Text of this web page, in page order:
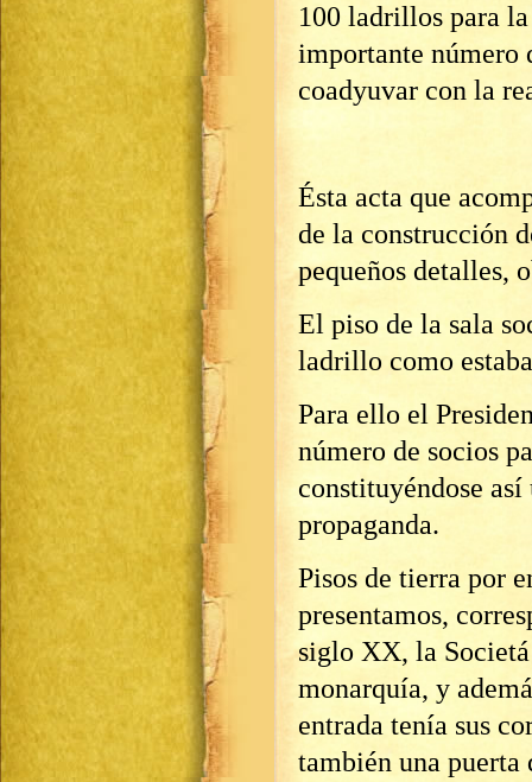
100 ladrillos para
importante número
coadyuvar con la
Ésta acta que
de la construcción
pequeños detalles,
El piso de la sala
ladrillo como
Para ello el
número de socios
constituyéndose
propaganda.
Pisos de tierra por
presentamos,
siglo XX, la
monarquía, y
entrada tenía sus
también una puerta